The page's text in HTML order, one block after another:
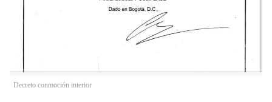
Decreto conmoción interior